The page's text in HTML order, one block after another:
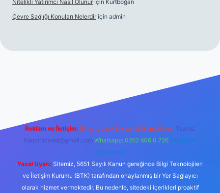
Nitelikli Yatırımcı Nasıl Olunur için Kurtboğan
Çevre Sağlığı Konuları Nelerdir için admin
Reklam ve İletişim: E-mail: backlinkpaneli@gmail.com Teams:
forumhizmeti@gmail.com Whatsapp: 0262 606 0 726 Telegram:
@karabul
Yasal Uyarı: Sitemiz, 5651 Sayılı Kanun gereğince Bilgi Teknolojileri
ve İletişim Kurumu (BTK) tarafından onaylanmış bir Yer Sağlayıcı
olarak hizmet vermektedir. Bu nedenle, sitedeki içerikleri proaktif